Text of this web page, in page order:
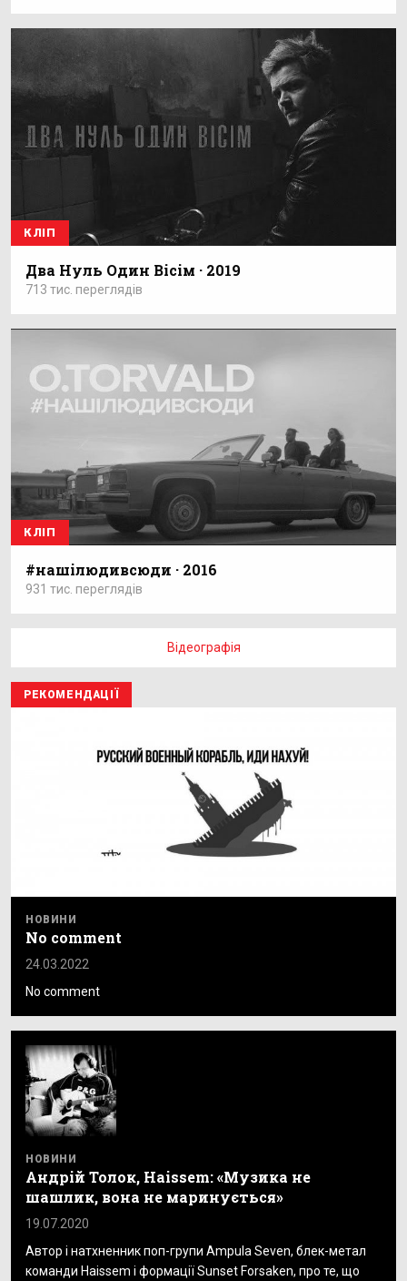
КЛІП
Два Нуль Один Вісім · 2019
713 тис. переглядів
КЛІП
#нашiлюдивсюди · 2016
931 тис. переглядів
Відеографія
РЕКОМЕНДАЦІЇ
НОВИНИ
No comment
24.03.2022
No comment
НОВИНИ
Андрій Толок, Haissem: «Музика не
шашлик, вона не маринується»
19.07.2020
Автор і натхненник поп-групи Ampula Seven, блек-метал
команди Haissem і формації Sunset Forsaken, про те, що